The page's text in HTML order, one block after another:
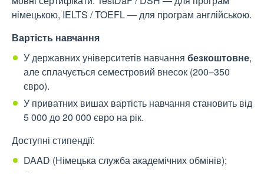
німецькою, IELTS / TOEFL — для програм англійською.
Вартість навчання
У державних університетів навчання безкоштовне,
але сплачується семестровий внесок (200–350
євро).
У приватних вишах вартість навчання становить від
5 000 до 20 000 євро на рік.
Доступні стипендії:
DAAD (Німецька служба академічних обмінів);